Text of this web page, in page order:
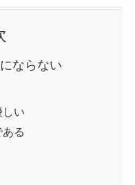
ならない
しい
る